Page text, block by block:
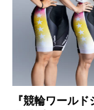
『競輪ワール